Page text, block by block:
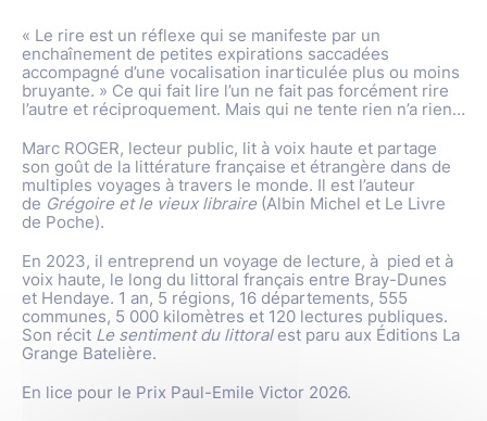
« Le rire est un réflexe qui se manifeste par un
enchaînement de petites expirations saccadées
accompagné d’une vocalisation inarticulée plus ou moins
bruyante. » Ce qui fait lire l’un ne fait pas forcément rire
l’autre et réciproquement. Mais qui ne tente rien n’a rien…
Marc ROGER, lecteur public, lit à voix haute et partage
son goût de la littérature française et étrangère dans de
multiples voyages à travers le monde. Il est l’auteur
de Grégoire et le vieux libraire(Albin Michel et Le Livre
de Poche).
En 2023, il entreprend un voyage de lecture, à pied et à
voix haute, le long du littoral français entre Bray-Dunes
et Hendaye. 1 an, 5 régions, 16 départements, 555
communes, 5 000 kilomètres et 120 lectures publiques.
Son récit Le sentiment du littoralest paru aux Éditions La
Grange Batelière.
En lice pour le Prix Paul-Emile Victor 2026.